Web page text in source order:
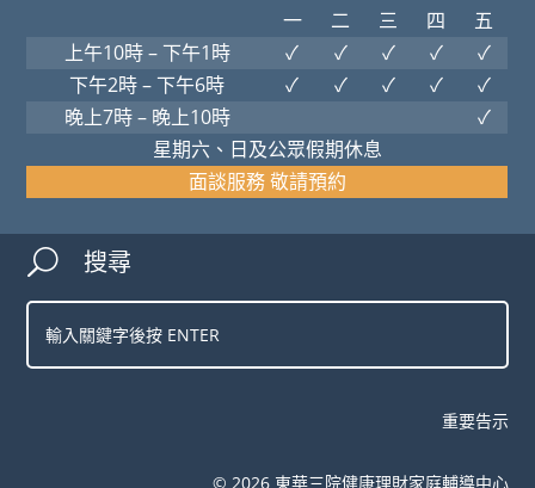
一 二 三 四
五
上午10時 – 下午1時
✓ ✓ ✓ ✓
✓
下午2時 – 下午6時
✓ ✓ ✓ ✓
✓
晚上7時 – 晚上10時
✓
星期六、日及公眾假期休息
面談服務 敬請預約
U 搜尋
重要告示
© 2026東華三院健康理財家庭輔導中心